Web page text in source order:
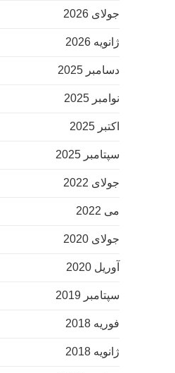
جولای 2026
ژانویه 2026
دسامبر 2025
نوامبر 2025
اکتبر 2025
سپتامبر 2025
جولای 2022
می 2022
جولای 2020
آوریل 2020
سپتامبر 2019
فوریه 2018
ژانویه 2018
امشب وضعیت جدایی ستاره